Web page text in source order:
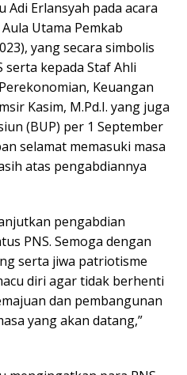
Erlansyah pada acara
Utama Pemkab
yang secara simbolis
serta kepada Staf Ahli
Keuangan
Kasim, M.Pd.I. yang juga
(BUP) per 1 September
selamat memasuki masa
atas pengabdiannya
pengabdian
PNS. Semoga dengan
serta jiwa patriotisme
diri agar tidak berhenti
dan pembangunan
yang akan datang,”